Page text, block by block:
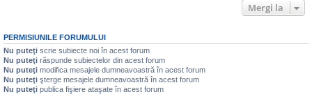
Mergi la
PERMISIUNILE FORUMULUI
Nu puteţi scrie subiecte noi în acest forum
Nu puteţi răspunde subiectelor din acest forum
Nu puteţi modifica mesajele dumneavoastră în acest forum
Nu puteţi şterge mesajele dumneavoastră în acest forum
Nu puteţi publica fişiere ataşate în acest forum